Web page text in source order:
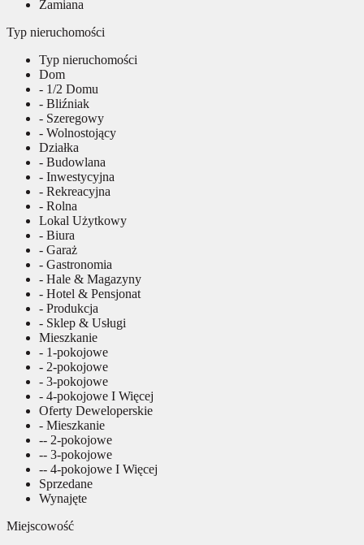
Zamiana
Typ nieruchomości
Typ nieruchomości
Dom
- 1/2 Domu
- Bliźniak
- Szeregowy
- Wolnostojący
Działka
- Budowlana
- Inwestycyjna
- Rekreacyjna
- Rolna
Lokal Użytkowy
- Biura
- Garaż
- Gastronomia
- Hale & Magazyny
- Hotel & Pensjonat
- Produkcja
- Sklep & Usługi
Mieszkanie
- 1-pokojowe
- 2-pokojowe
- 3-pokojowe
- 4-pokojowe I Więcej
Oferty Deweloperskie
- Mieszkanie
-- 2-pokojowe
-- 3-pokojowe
-- 4-pokojowe I Więcej
Sprzedane
Wynajęte
Miejscowość